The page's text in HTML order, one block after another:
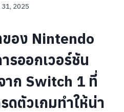
2025
ของ Nintendo
รออกเวอร์ชัน
าก Switch 1 ที่
ดตัวเกมทำให้น่า